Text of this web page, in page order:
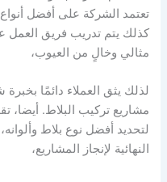
تعتمد الشركة على أفضل أنواع
كذلك يتم تدريب فريق العمل
مثالي وخالٍ من العيوب،
لذلك يثق العملاء دائمًا
مشاريع تركيب البلاط. أيضا،
لتحديد أفضل نوع بلاط
النهائية لإنجاز المشاريع،